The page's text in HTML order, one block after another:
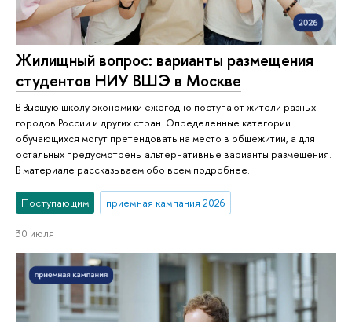
Жилищный вопрос: варианты размещения
студентов НИУ ВШЭ в Москве
В Высшую школу экономики ежегодно поступают жители разных
городов России и других стран. Определенные категории
обучающихся могут претендовать на место в общежитии, а для
остальных предусмотрены альтернативные варианты размещения.
В материале рассказываем обо всем подробнее.
Поступающим приемная кампания 2026
30 июля